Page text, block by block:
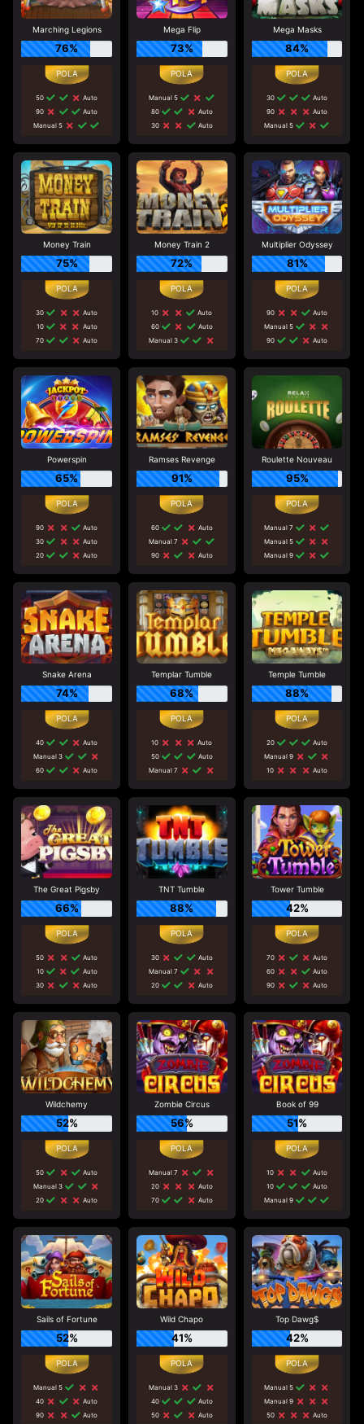
Marching Legions
76%
50
Auto
90
Auto
Manual 5
Mega Flip
73%
Manual 5
80
Auto
30
Auto
Mega Masks
84%
30
Auto
90
Auto
Manual 5
Money Train
75%
30
Auto
10
Auto
70
Auto
Money Train 2
72%
10
Auto
60
Auto
Manual 3
Multiplier Odyssey
81%
90
Auto
Manual 5
90
Auto
Powerspin
65%
90
Auto
30
Auto
20
Auto
Ramses Revenge
91%
60
Auto
Manual 7
90
Auto
Roulette Nouveau
95%
Manual 7
Manual 5
Manual 9
Snake Arena
74%
40
Auto
Manual 3
60
Auto
Templar Tumble
68%
10
Auto
50
Auto
Manual 7
Temple Tumble
88%
20
Auto
Manual 9
10
Auto
The Great Pigsby
66%
50
Auto
10
Auto
30
Auto
TNT Tumble
88%
30
Auto
Manual 7
20
Auto
Tower Tumble
42%
70
Auto
60
Auto
90
Auto
Wildchemy
52%
50
Auto
Manual 3
20
Auto
Zombie Circus
56%
Manual 7
20
Auto
70
Auto
Book of 99
51%
10
Auto
10
Auto
Manual 9
Sails of Fortune
52%
Manual 5
40
Auto
90
Auto
Wild Chapo
41%
Manual 3
40
Auto
50
Auto
Top Dawg$
42%
Manual 5
Manual 9
50
Auto